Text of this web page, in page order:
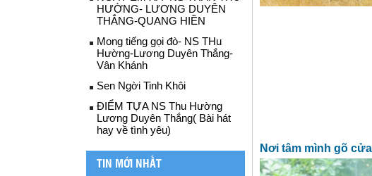
HƯỜNG- LƯƠNG DUYÊN
THẮNG-QUANG HIỀN
Mong tiếng gọi đò- NS THu
Hường-Lương Duyên Thắng-
Vân Khánh
Sen Ngời Tinh Khôi
ĐIỂM TỰA NS Thu Hường
Lương Duyên Thắng( Bài hát
hay về tình yêu)
TIN MỚI NHẤT
Nơi tâm mình gõ